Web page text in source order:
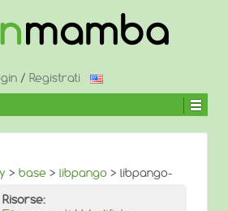
/ Registrati
> base > libpango > libpango-
Risorse: